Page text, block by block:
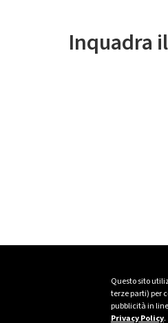
Questo sito
terze parti) per
pubblicità in
Privacy Policy.
Inquadra